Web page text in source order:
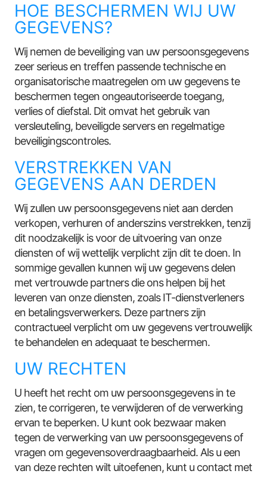
HOE BESCHERMEN WIJ UW
GEGEVENS?
Wij nemen de beveiliging van uw persoonsgegevens
zeer serieus en treffen passende technische en
organisatorische maatregelen om uw gegevens te
beschermen tegen ongeautoriseerde toegang,
verlies of diefstal. Dit omvat het gebruik van
versleuteling, beveiligde servers en regelmatige
beveiligingscontroles.
VERSTREKKEN VAN
GEGEVENS AAN DERDEN
Wij zullen uw persoonsgegevens niet aan derden
verkopen, verhuren of anderszins verstrekken, tenzij
dit noodzakelijk is voor de uitvoering van onze
diensten of wij wettelijk verplicht zijn dit te doen. In
sommige gevallen kunnen wij uw gegevens delen
met vertrouwde partners die ons helpen bij het
leveren van onze diensten, zoals IT-dienstverleners
en betalingsverwerkers. Deze partners zijn
contractueel verplicht om uw gegevens vertrouwelijk
te behandelen en adequaat te beschermen.
UW RECHTEN
U heeft het recht om uw persoonsgegevens in te
zien, te corrigeren, te verwijderen of de verwerking
ervan te beperken. U kunt ook bezwaar maken
tegen de verwerking van uw persoonsgegevens of
vragen om gegevensoverdraagbaarheid. Als u een
van deze rechten wilt uitoefenen, kunt u contact met